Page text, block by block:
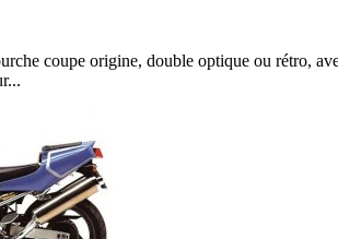
coupe origine, double optique ou rétro,